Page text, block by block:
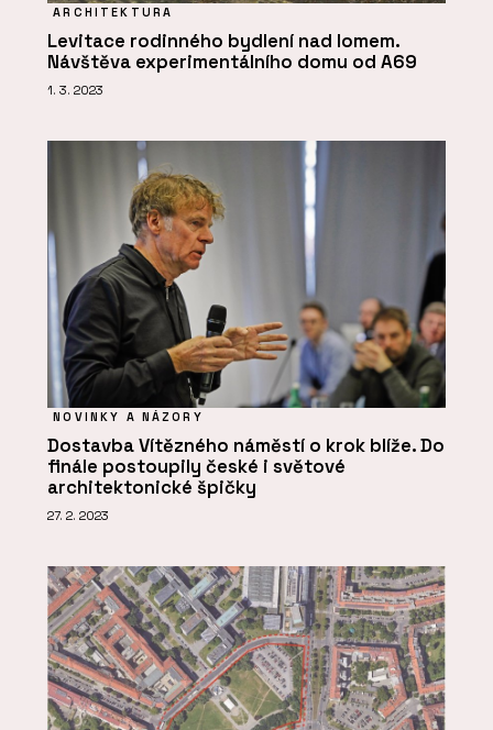
ARCHITEKTURA
Levitace rodinného bydlení nad lomem.
Návštěva experimentálního domu od A69
1. 3. 2023
NOVINKY A NÁZORY
Dostavba Vítězného náměstí o krok blíže. Do
finále postoupily české i světové
architektonické špičky
27. 2. 2023